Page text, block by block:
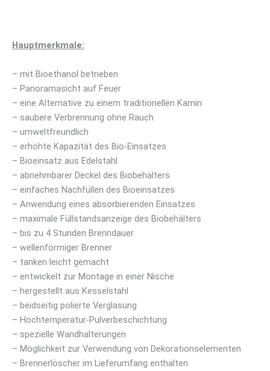
Hauptmerkmale:
– mit Bioethanol betrieben
– Panoramasicht auf Feuer
– eine Alternative zu einem traditionellen Kamin
– saubere Verbrennung ohne Rauch
– umweltfreundlich
– erhöhte Kapazität des Bio-Einsatzes
– Bioeinsatz aus Edelstahl
– abnehmbarer Deckel des Biobehälters
– einfaches Nachfüllen des Bioeinsatzes
– Anwendung eines absorbierenden Einsatzes
– maximale Füllstandsanzeige des Biobehälters
– bis zu 4 Stunden Brenndauer
– wellenförmiger Brenner
– tanken leicht gemacht
– entwickelt zur Montage in einer Nische
– hergestellt aus Kesselstahl
– beidseitig polierte Verglasung
– Hochtemperatur-Pulverbeschichtung
– spezielle Wandhalterungen
– Möglichkeit zur Verwendung von Dekorationselementen
– Brennerlöscher im Lieferumfang enthalten